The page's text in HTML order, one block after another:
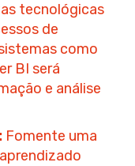
tecnológicas
de
como
BI será
e análise
Fomente uma